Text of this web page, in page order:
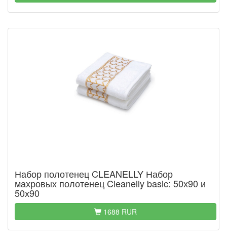
Набор полотенец CLEANELLY Набор
махровых полотенец Cleanelly basic: 50х90 и
50х90
1688 RUR